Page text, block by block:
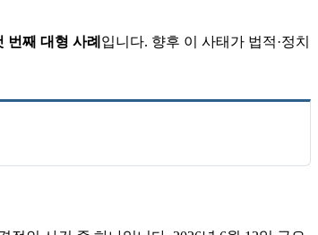
째 대형 사례 입니다. 향후 이 사태가 법적·정치